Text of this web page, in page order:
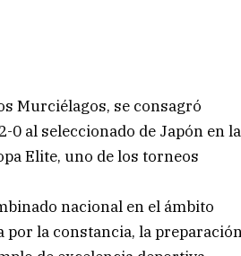
Murciélagos, se consagró
al seleccionado de Japón en la
Elite, uno de los torneos
nacional en el ámbito
la constancia, la